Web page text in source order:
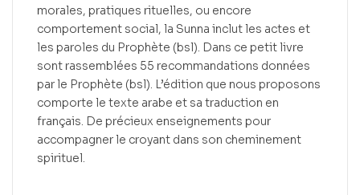
morales, pratiques rituelles, ou encore
comportement social, la Sunna inclut les actes et
les paroles du Prophète (bsl). Dans ce petit livre
sont rassemblées 55 recommandations données
par le Prophète (bsl). L’édition que nous proposons
comporte le texte arabe et sa traduction en
français. De précieux enseignements pour
accompagner le croyant dans son cheminement
spirituel.